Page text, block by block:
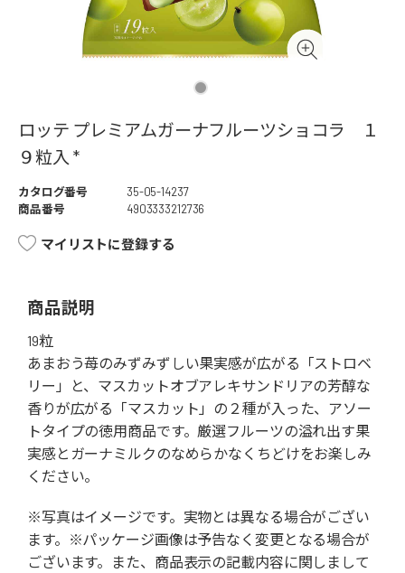
ロッテ プレミアムガーナフルーツショコラ １
９粒入 *
カタログ番号
35-05-14237
商品番号
4903333212736
マイリストに登録する
商品説明
19粒
あまおう苺のみずみずしい果実感が広がる「ストロベ
リー」と、マスカットオブアレキサンドリアの芳醇な
香りが広がる「マスカット」の２種が入った、アソー
トタイプの徳用商品です。厳選フルーツの溢れ出す果
実感とガーナミルクのなめらかなくちどけをお楽しみ
ください。
※写真はイメージです。実物とは異なる場合がござい
ます。※パッケージ画像は予告なく変更となる場合が
ございます。また、商品表示の記載内容に関しまして